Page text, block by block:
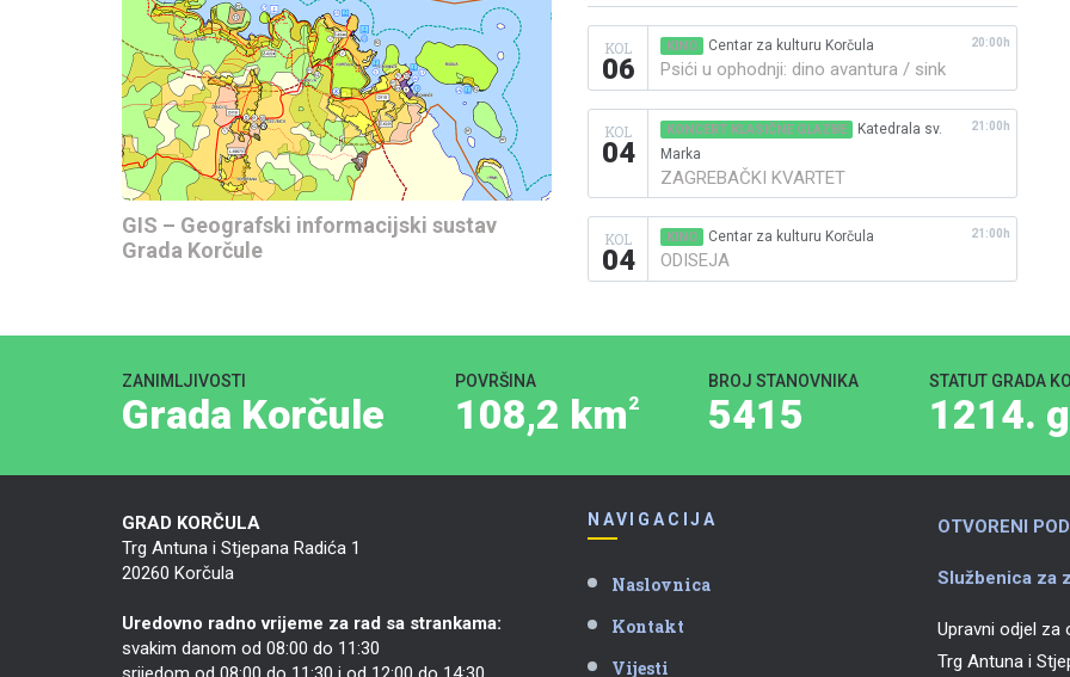
GIS – Geografski informacijski sustav
Grada Korčule
KOL
06
KINO Centar za kulturu Korčula
Psići u ophodnji: dino avantura / sink
20:00h
KOL
04
KONCERT KLASIČNE GLAZBE
Katedrala sv.
Marka
ZAGREBAČKI KVARTET
21:00h
KOL
04
KINO Centar za kulturu Korčula
ODISEJA
21:00h
ZANIMLJIVOSTI
Grada Korčule
POVRŠINA
108,2 km2
BROJ STANOVNIKA
5415
STATUT GRADA
1214.
GRAD KORČULA
Trg Antuna i Stjepana Radića 1
20260 Korčula
Uredovno radno vrijeme za rad sa strankama:
svakim danom od 08:00 do 11:30
NAVIGACIJA
Naslovnica
Kontakt
Vijesti
OTVORENI
Službenica za
Upravni odjel za
Trg Antuna i